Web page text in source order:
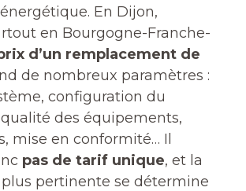
énergétique. En Dijon,
en Bourgogne-Franche-
d’un remplacement de
de nombreux paramètres :
configuration du
des équipements,
mise en conformité… Il
pas de tarif unique, et la
pertinente se détermine